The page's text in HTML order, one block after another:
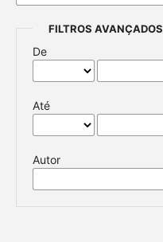
FILTROS AVANÇADOS
De
Até
Autor